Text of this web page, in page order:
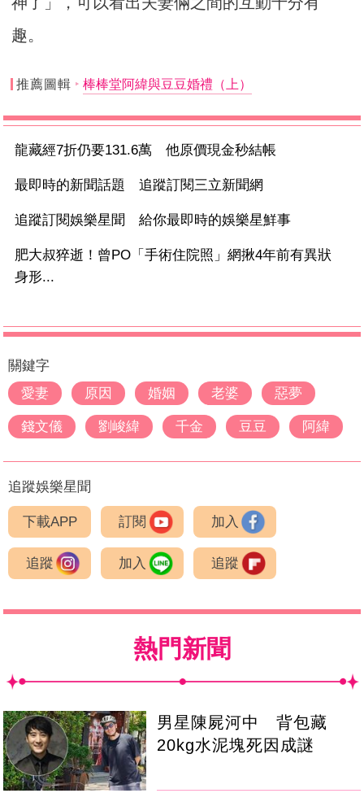
趣。
推薦圖輯 棒棒堂阿緯與豆豆婚禮（上）
龍藏經7折仍要131.6萬 他原價現金秒結帳
最即時的新聞話題 追蹤訂閱三立新聞網
追蹤訂閱娛樂星聞 給你最即時的娛樂星鮮事
肥大叔猝逝！曾PO「手術住院照」網揪4年前有異狀
身形...
關鍵字
愛妻
原因 婚姻 老婆 惡夢
錢文儀 劉峻緯 千金 豆豆 阿緯
追蹤娛樂星聞
下載APP 訂閱 加入
追蹤 加入 追蹤
熱門新聞
男星陳屍河中 背包藏
20kg水泥塊死因成謎